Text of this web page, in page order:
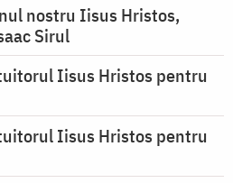
nostru Iisus Hristos,
Sirul
Iisus Hristos pentru
Iisus Hristos pentru